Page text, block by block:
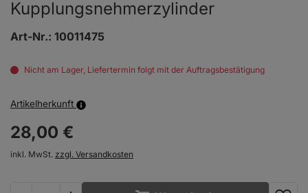
Kupplungsnehmerzylinder
Art-Nr.: 10011475
Nicht am Lager, Liefertermin folgt mit der Auftragsbestätigung
Artikelherkunft
28,00 €
inkl. MwSt. zzgl. Versandkosten